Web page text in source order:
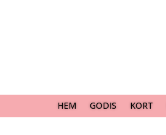
HEM GODIS KORT